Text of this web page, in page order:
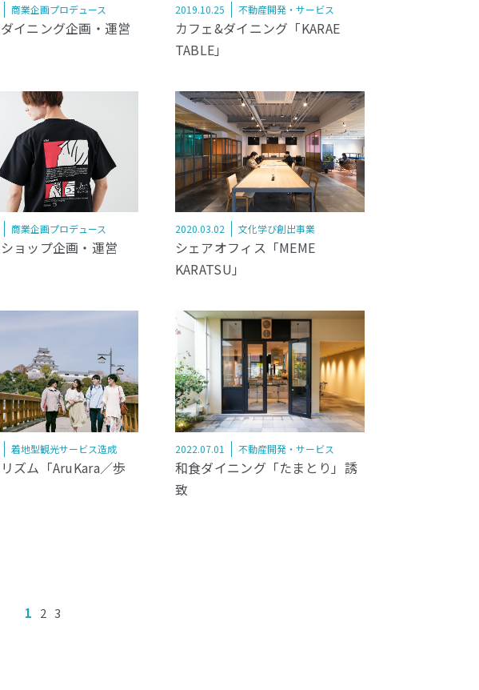
商業企画プロデュース
イニング企画・運営
2019.10.25 不動産開発・サービス
カフェ&ダイニング「KARAE
TABLE」
商業企画プロデュース
ョップ企画・運営
2020.03.02 文化学び創出事業
シェアオフィス「MEME
KARATSU」
着地型観光サービス造成
ズム「AruKara／歩
2022.07.01 不動産開発・サービス
和食ダイニング「たまとり」誘
致
1 2 3